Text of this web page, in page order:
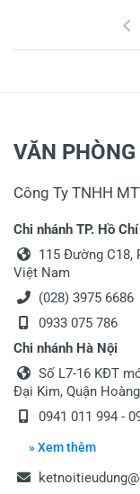
VĂN
Công Ty TNHH
Chi nhánh TP. Hồ
115 Đường C18,
Việt Nam
(028) 3975 6686
0933 075 786
Chi nhánh Hà Nội
Số L7-16 KĐT
Đại Kim, Quận
0941 011 994 -
» Xem thêm